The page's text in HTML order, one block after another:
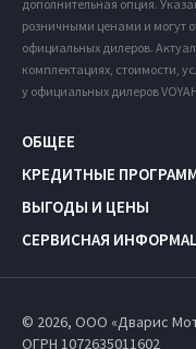
дополнительная опция.
розничными ценами и могут
официальных дилеров.
комплектациях, стоимости,
у официальных дилеров
ОБЩЕЕ
КРЕДИТНЫЕ
ВЫГОДЫ И ЦЕНЫ
СЕРВИСНАЯ
© 2026, ООО «Дварис
ОГРН 1072635011602